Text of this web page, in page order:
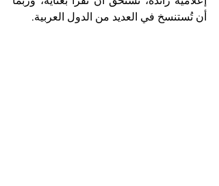
أن تُستنسخ في العديد من الدول العربية.